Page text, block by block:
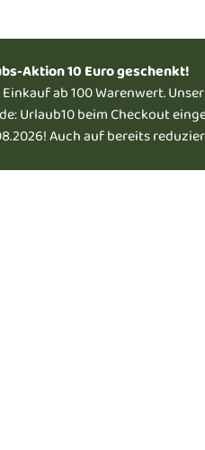
Aktion 10 Euro geschenkt!
ab 100 Warenwert.
Urlaub10 beim Checkout
Auch auf bereits